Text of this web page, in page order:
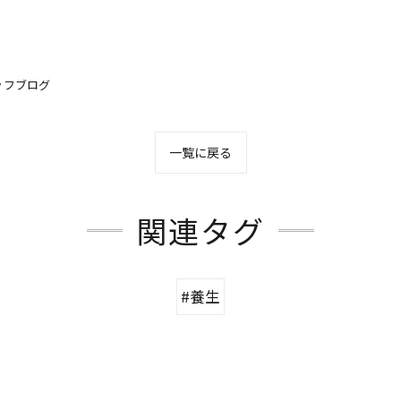
ブログ
一覧に戻る
関連タグ
#養生